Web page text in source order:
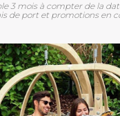
3 mois à compter de la
de port et promotions en